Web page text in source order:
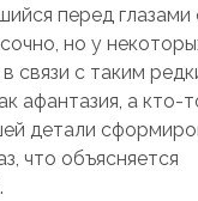
перед глазами
но у
связи с таким
афантазия, а кто-
детали
что объясняется